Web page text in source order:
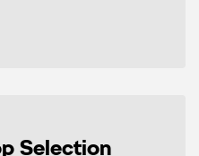
Selection